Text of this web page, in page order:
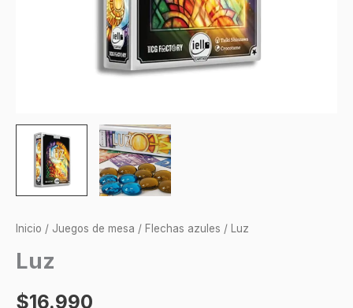
Inicio / Juegos de mesa / Flechas azules / Luz
Luz
$16.990